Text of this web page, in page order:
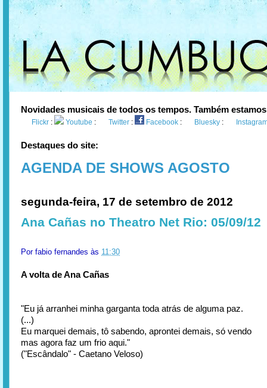
Novidades musicais de todos os tempos. Também
Flickr : Youtube : Twitter : Facebook : Bluesky :
Destaques do site:
AGENDA DE SHOWS AGOSTO
segunda-feira, 17 de setembro de 2012
Ana Cañas no Theatro Net Rio: 05/09/12
Por fabio fernandes às 11:30
A volta de Ana Cañas
"Eu já arranhei minha garganta toda atrás de alguma paz.
(...)
Eu marquei demais, tô sabendo, aprontei demais, só vendo
mas agora faz um frio aqui."
("Escândalo" - Caetano Veloso)